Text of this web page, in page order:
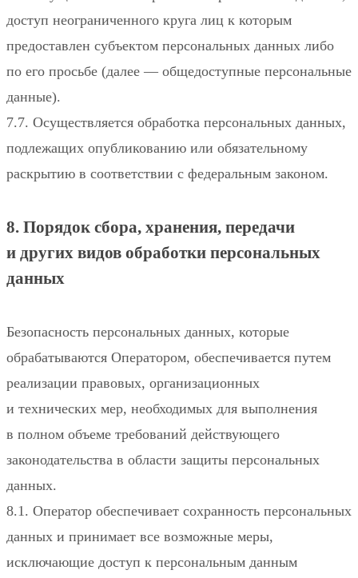
доступ неограниченного круга лиц к которым
предоставлен субъектом персональных данных либо
по его просьбе (далее — общедоступные персональные
данные).
7.7. Осуществляется обработка персональных данных,
подлежащих опубликованию или обязательному
раскрытию в соответствии с федеральным законом.
8. Порядок сбора, хранения, передачи
и других видов обработки персональных
данных
Безопасность персональных данных, которые
обрабатываются Оператором, обеспечивается путем
реализации правовых, организационных
и технических мер, необходимых для выполнения
в полном объеме требований действующего
законодательства в области защиты персональных
данных.
8.1. Оператор обеспечивает сохранность персональных
данных и принимает все возможные меры,
исключающие доступ к персональным данным